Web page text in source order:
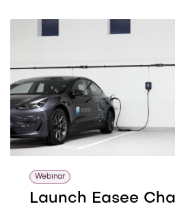
Webinar
Launch Easee